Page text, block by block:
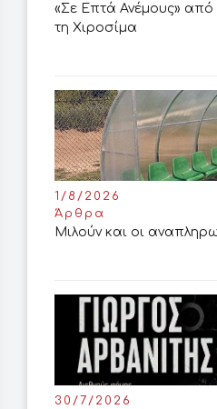
«Σε Επτά Ανέμους» από
τη Χιροσίμα
1/8/2026
Άρθρα
Μιλούν και οι
30/7/2026